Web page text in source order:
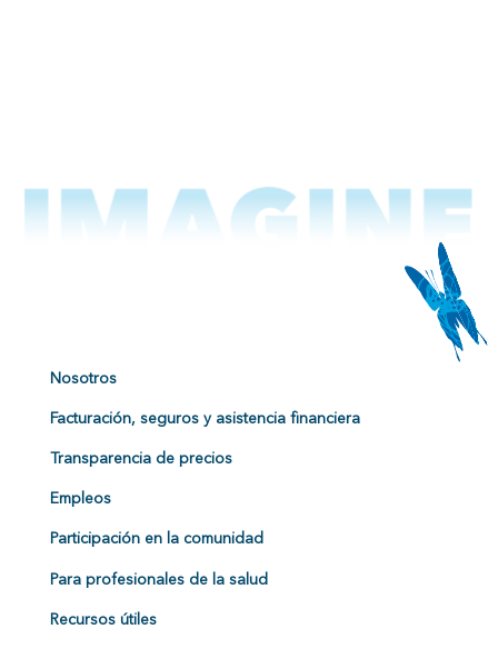
Nosotros
Facturación, seguros y asistencia financiera
Transparencia de precios
Empleos
Participación en la comunidad
Para profesionales de la salud
Recursos útiles